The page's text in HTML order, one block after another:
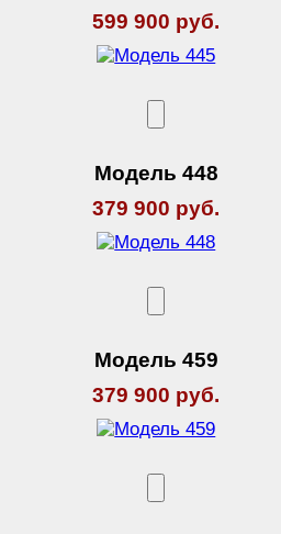
599 900 руб.
Модель 448
379 900 руб.
Модель 459
379 900 руб.